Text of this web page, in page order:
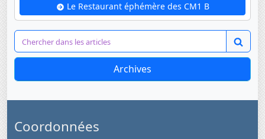
Le Restaurant éphémère des CM1 B
Archives
Coordonnées